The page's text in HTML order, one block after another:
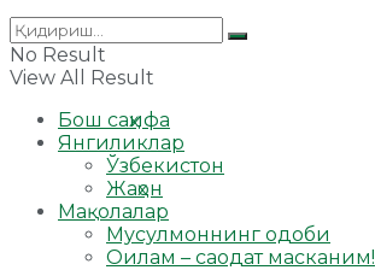
No Result
View All Result
Бош саҳифа
Янгиликлар
Ўзбекистон
Жаҳон
Мақолалар
Мусулмоннинг одоби
Оилам – саодат масканим!